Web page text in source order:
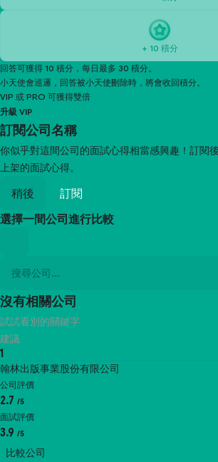
+ 10 積分
回答可獲得 10 積分，每日最多 30 積分。
小天使會巡邏，回答被小天使刪除時，將會收回積分。
VIP 或 PRO 可獲得雙倍
升級 VIP
訂閱公司名稱
你似乎對這間公司的面試心得相當感興趣！訂閱
上架的面試心得。
稍後
訂閱
選擇一間公司進行比較
沒有相關公司
試試看別的關鍵字
建議
1
翰林出版事業股份有限公司
公司評價
2.7 /5
面試評價
3.9 /5
比較公司